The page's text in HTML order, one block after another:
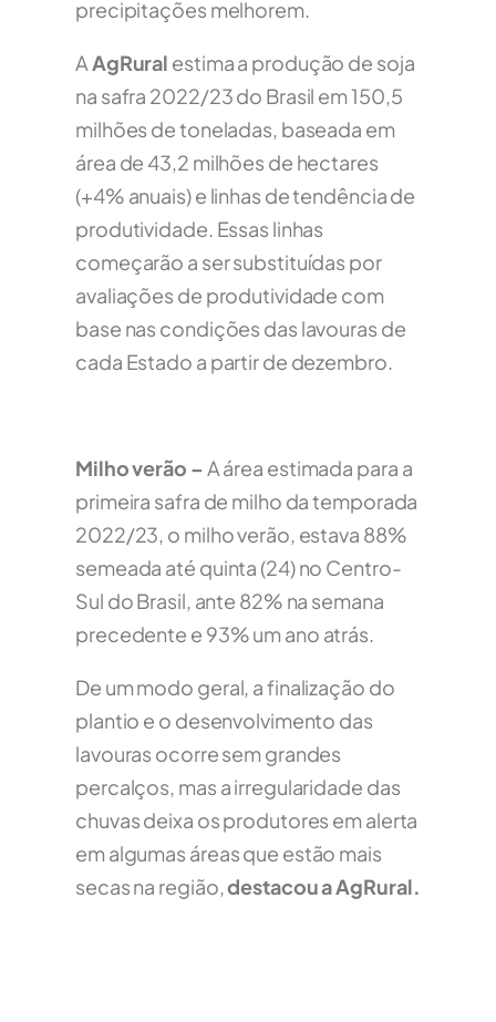
precipitações melhorem.
AAgRural estima a produção de soja
na safra 2022/23 do Brasil em 150,5
milhões de toneladas, baseada em
área de 43,2 milhões de hectares
(+4% anuais) e linhas de tendência de
produtividade. Essas linhas
começarão a ser substituídas por
avaliações de produtividade com
base nas condições das lavouras de
cada Estado a partir de dezembro.
Milho verão –A área estimada para a
primeira safra de milho da temporada
2022/23, o milho verão, estava 88%
semeada até quinta (24) no Centro-
Sul do Brasil, ante 82% na semana
precedente e 93% um ano atrás.
De um modo geral, a finalização do
plantio e o desenvolvimento das
lavouras ocorre sem grandes
percalços, mas a irregularidade das
chuvas deixa os produtores em alerta
em algumas áreas que estão mais
secas na região,destacou a AgRural.